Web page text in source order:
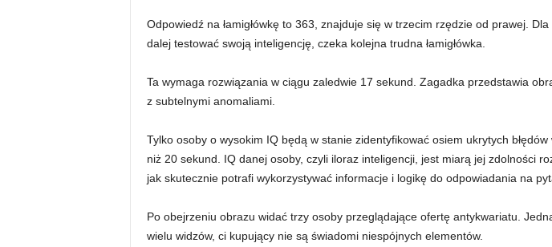
Odpowiedź na łamigłówkę to 363, znajduje się w trzecim rzędzie od prawej.
dalej testować swoją inteligencję, czeka kolejna trudna łamigłówka.
Ta wymaga rozwiązania w ciągu zaledwie 17 sekund. Zagadka przedstawia
z subtelnymi anomaliami.
Tylko osoby o wysokim IQ będą w stanie zidentyfikować osiem ukrytych
niż 20 sekund. IQ danej osoby, czyli iloraz inteligencji, jest miarą jej zdolności
jak skutecznie potrafi wykorzystywać informacje i logikę do odpowiadania na
Po obejrzeniu obrazu widać trzy osoby przeglądające ofertę antykwariatu.
wielu widzów, ci kupujący nie są świadomi niespójnych elementów.